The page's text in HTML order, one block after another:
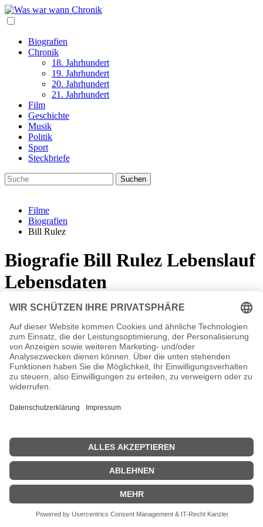
Biografien
Chronik
18. Jahrhundert
19. Jahrhundert
20. Jahrhundert
21. Jahrhundert
Film
Geschichte
Musik
Politik
Sport
Steckbriefe
Filme
Biografien
Bill Rulez
Biografie Bill Rulez Lebenslauf
Lebensdaten
Die Bill Rulez Biografie/Movies ist derzeit in Bearbeitung!
Bill Rulez Seiten, Steckbrief, Kurzbio etc.
| © 2013–2026 was-war-wann.de. Alle Rechte vorbehalten. |
Impressum| Kurbio deutsch | Kurzbiografie |